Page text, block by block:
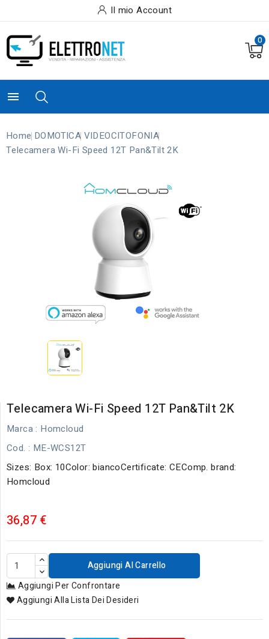
Il mio Account
0

Home DOMOTICA VIDEOCITOFONIA
Telecamera Wi-Fi Speed 12T Pan&Tilt 2K
Telecamera Wi-Fi Speed 12T Pan&Tilt 2K
Marca : Homcloud
Cod. : ME-WCS12T
Sizes: Box: 10Color: biancoCertificate: CEComp. brand:
Homcloud
36,87 €
Aggiungi Al Carrello
Aggiungi Per Confrontare
Aggiungi Alla Lista Dei Desideri